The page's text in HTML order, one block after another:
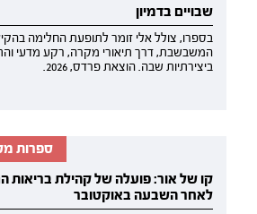
שבויים בדמיון
בספרו, צולל אלי זומר לתופעת החלימה
המשבשבת, דרך תיאורי מקרה, רקע מדעי
ביצירתיות שבה. הוצאת פרדס, 2026.
ספרות
קו של אור: פועלה של קהילת בריאות
לאחר השבעה באוקטובר